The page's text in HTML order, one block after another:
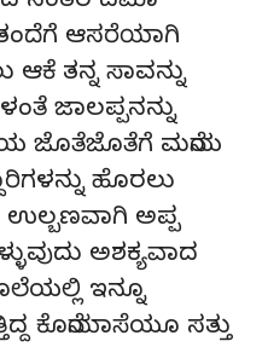
ಆಸರೆಯಾಗಿ
ಆಕೆ ತನ್ನ ಸಾವನ್ನು
ಜಾಲಪ್ಪನನ್ನು
ಜೊತೆಜೊತೆಗೆ ಮನೆಯ
ಹೊರಲು
ಅಪ್ಪ
ಅಶಕ್ಯವಾದ
ಇನ್ನೂ
ಕೊನೆಯಾಸೆಯೂ ಸತ್ತು